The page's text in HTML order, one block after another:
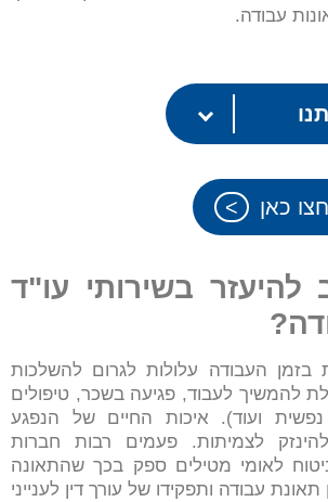
עבודה.
כאן
להיעזר בשירותי עו"ד
?
בזמן העבודה עלולות לגרום להשלכות
להמשיך לעבוד, פגיעה בשכר, טיפולים
נפשית ועוד). איכות החיים של הנפגע
לצמיתות. פעמים רבות חברות
לאומי מטילים ספק בכך שהתאונה
עבודה ותפקידו של עורך דין לענייני